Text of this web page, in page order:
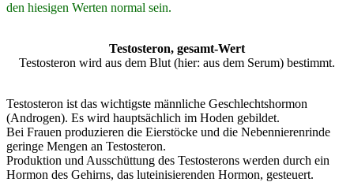
den hiesigen Werten normal sein.
Testosteron, gesamt-Wert
Testosteron wird aus dem Blut (hier: aus dem Serum) bestimmt.
Testosteron ist das wichtigste männliche Geschlechtshormon
(Androgen). Es wird hauptsächlich im Hoden gebildet.
Bei Frauen produzieren die Eierstöcke und die Nebennierenrinde
geringe Mengen an Testosteron.
Produktion und Ausschüttung des Testosterons werden durch ein
Hormon des Gehirns, das luteinisierenden Hormon, gesteuert.